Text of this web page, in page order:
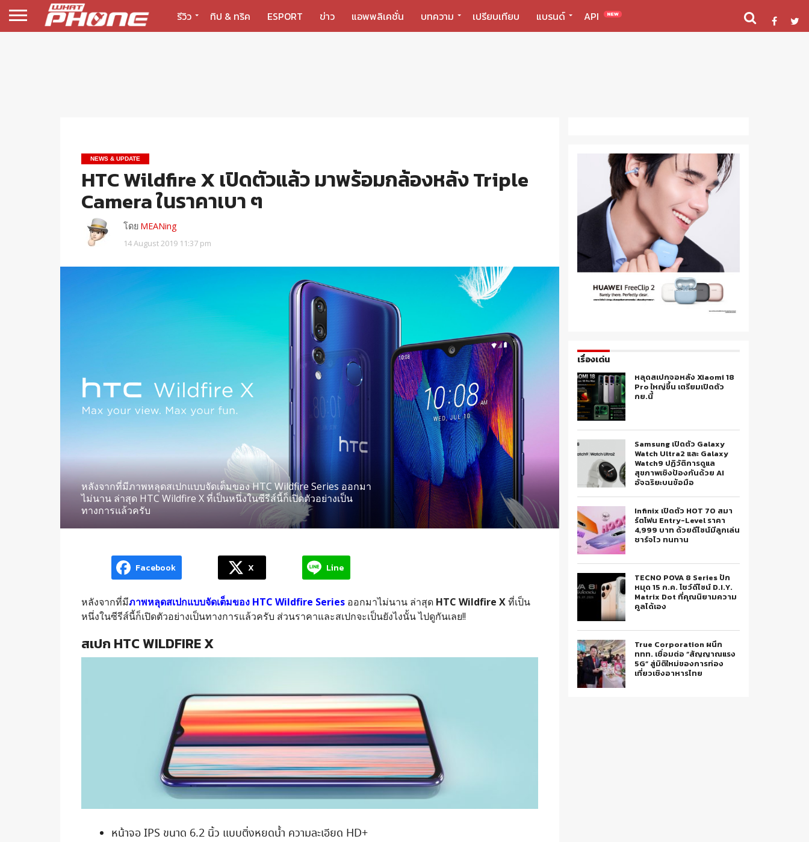
รีวิว ทิป & ทริค ESPORT ข่าว แอพพลิเคชั่น บทความ เปรียบเทียบ แบรนด์ API NEW
NEWS & UPDATE
HTC Wildfire X เปิดตัวแล้ว มาพร้อมกล้องหลัง Triple
Camera ในราคาเบา ๆ
โดย MEANing
14 August 2019 11:37 pm
หลังจากที่มีภาพหลุดสเปกแบบจัดเต็มของ HTC Wildfire Series ออกมา
ไม่นาน ล่าสุด HTC Wildfire X ที่เป็นหนึ่งในซีรีส์นี้ก็เปิดตัวอย่างเป็น
ทางการแล้วครับ
Facebook X Line
หลังจากที่มีภาพหลุดสเปกแบบจัดเต็มของ HTC Wildfire Series ออกมาไม่นาน ล่าสุด HTC Wildfire Xที่เป็น
หนึ่งในซีรีส์นี้ก็เปิดตัวอย่างเป็นทางการแล้วครับ ส่วนราคาและสเปกจะเป็นยังไงนั้น ไปดูกันเลย!!
สเปก HTC WILDFIRE X
หน้าจอ IPS ขนาด 6.2 นิ้ว แบบติ่งหยดน้ำ ความละเอียด HD+
เรื่องเด่น
หลุดสเปกจอหลัง Xiaomi 18
Pro ใหญ่ขึ้น เตรียมเปิดตัว
กย.นี้
Samsung เปิดตัว Galaxy
Watch Ultra2 และ Galaxy
Watch9 ปฏิวัติการดูแล
สุขภาพเชิงป้องกันด้วย AI
อัจฉริยะบนข้อมือ
Infinix เปิดตัว HOT 70 สมา
ร์ตโฟน Entry-Level ราคา
4,999 บาท ด้วยดีไซน์มีลูกเล่น
ชาร์จไว ทนทาน
TECNO POVA 8 Series ปัก
หมุด 15 ก.ค. โชว์ดีไซน์ D.I.Y.
Matrix Dot ที่คุณนิยามความ
คูลได้เอง
True Corporation ผนึก
ททท. เชื่อมต่อ “สัญญาณแรง
5G” สู่มิติใหม่ของการท่อง
เที่ยวเชิงอาหารไทย